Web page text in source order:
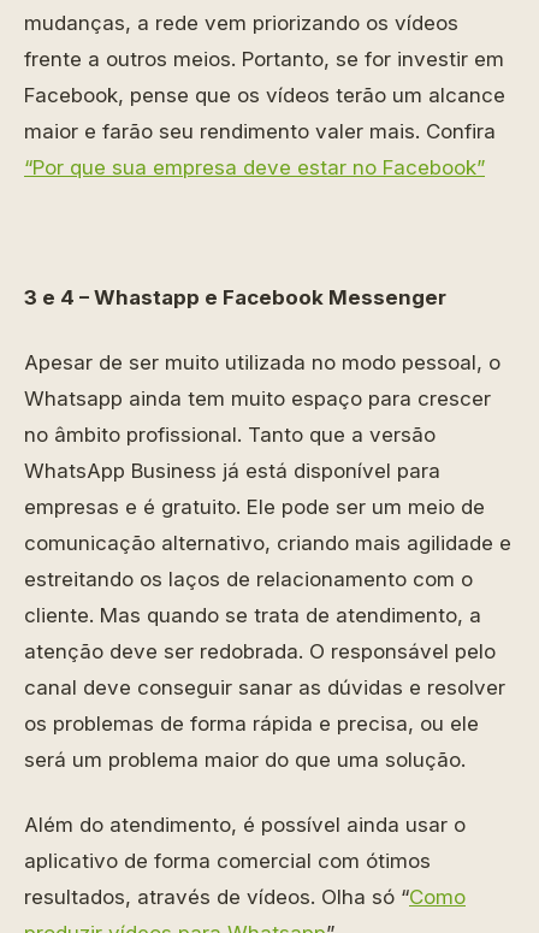
mudanças, a rede vem priorizando os vídeos
frente a outros meios. Portanto, se for investir em
Facebook, pense que os vídeos terão um alcance
maior e farão seu rendimento valer mais. Confira
“Por que sua empresa deve estar no Facebook”
3 e 4 – Whastapp e Facebook Messenger
Apesar de ser muito utilizada no modo pessoal, o
Whatsapp ainda tem muito espaço para crescer
no âmbito profissional. Tanto que a versão
WhatsApp Business já está disponível para
empresas e é gratuito. Ele pode ser um meio de
comunicação alternativo, criando mais agilidade e
estreitando os laços de relacionamento com o
cliente. Mas quando se trata de atendimento, a
atenção deve ser redobrada. O responsável pelo
canal deve conseguir sanar as dúvidas e resolver
os problemas de forma rápida e precisa, ou ele
será um problema maior do que uma solução.
Além do atendimento, é possível ainda usar o
aplicativo de forma comercial com ótimos
resultados, através de vídeos. Olha só “Como